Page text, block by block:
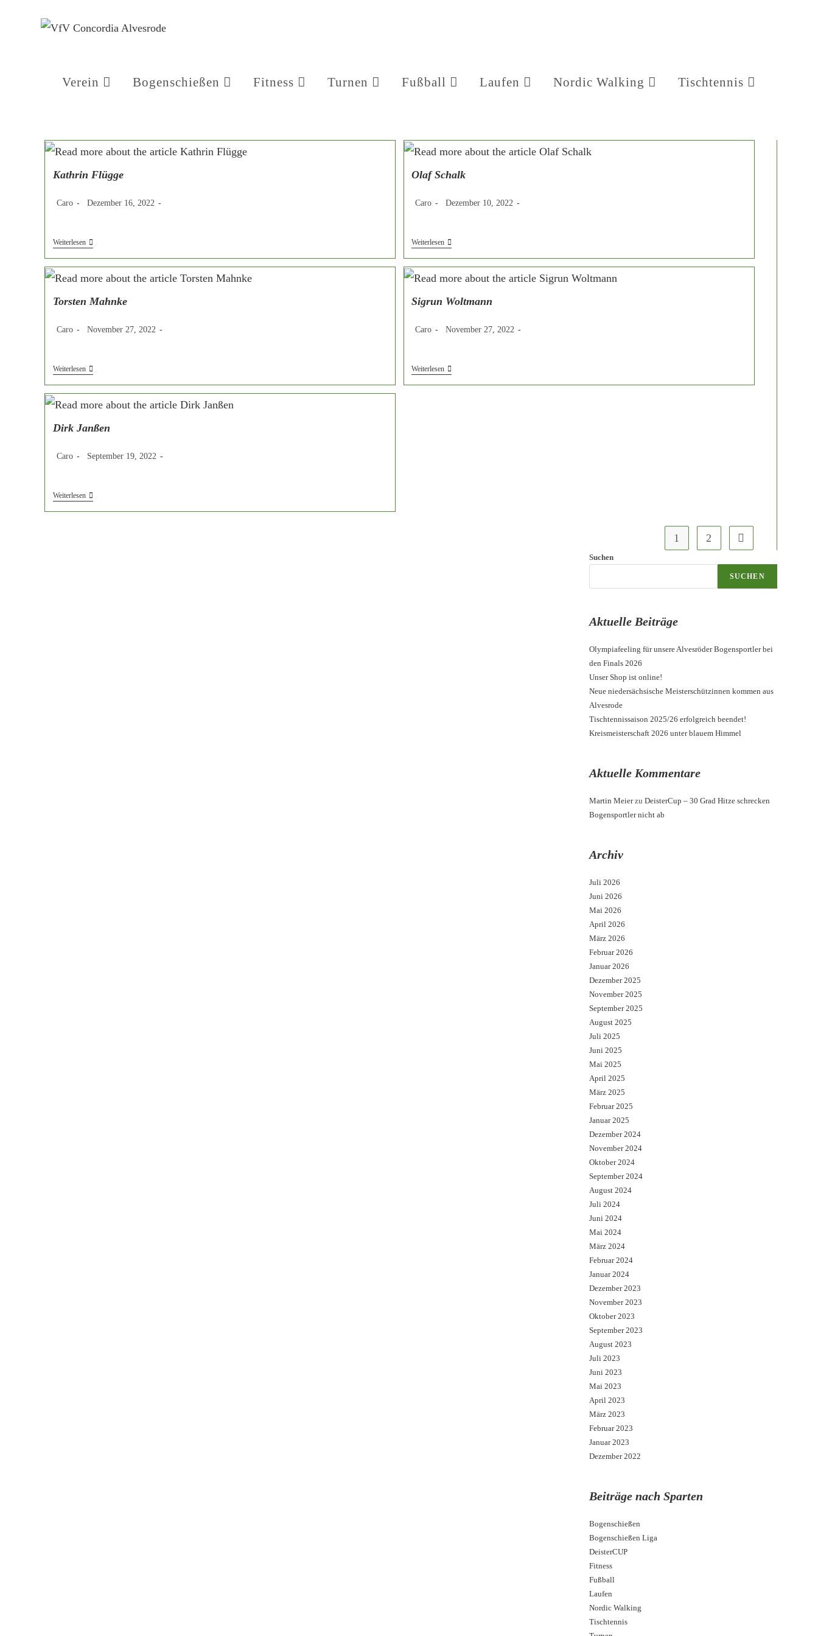
Verein Bogenschießen Fitness Turnen Fußball Laufen Nordic Walking Tischtennis
Kathrin Flügge
Beitrags-
Caro
Beitrag
Dezember 16, 2022
WeiterlesenKathrin
Olaf Schalk
Beitrags-
Caro
Beitrag
Dezember 10, 2022
WeiterlesenOlaf
Torsten Mahnke
Beitrags-
Caro
Beitrag
November 27, 2022
WeiterlesenTorsten
Sigrun Woltmann
Beitrags-
Caro
Beitrag
November 27, 2022
WeiterlesenSigrun
Dirk Janßen
Beitrags-
Caro
Beitrag
September 19, 2022
WeiterlesenDirk
Janßen
1 2
Suchen
SUCHEN
Aktuelle Beiträge
Olympiafeeling für unsere Alvesröder Bogensportler bei
den Finals 2026
Unser Shop ist online!
Neue niedersächsische Meisterschützinnen kommen aus
Alvesrode
Tischtennissaison 2025/26 erfolgreich beendet!
Kreismeisterschaft 2026 unter blauem Himmel
Aktuelle Kommentare
Martin MeierzuDeisterCup – 30 Grad Hitze schrecken
Bogensportler nicht ab
Archiv
Juli 2026
Juni 2026
Mai 2026
April 2026
März 2026
Februar 2026
Januar 2026
Dezember 2025
November 2025
September 2025
August 2025
Juli 2025
Juni 2025
Mai 2025
April 2025
März 2025
Februar 2025
Januar 2025
Dezember 2024
November 2024
Oktober 2024
September 2024
August 2024
Juli 2024
Juni 2024
Mai 2024
März 2024
Februar 2024
Januar 2024
Dezember 2023
November 2023
Oktober 2023
September 2023
August 2023
Juli 2023
Juni 2023
Mai 2023
April 2023
März 2023
Februar 2023
Januar 2023
Dezember 2022
Beiträge nach Sparten
Bogenschießen
Bogenschießen Liga
DeisterCUP
Fitness
Fußball
Laufen
Nordic Walking
Tischtennis